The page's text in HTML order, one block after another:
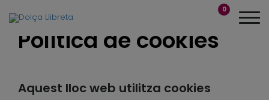
0
Política de cookies
Aquest lloc web utilitza cookies